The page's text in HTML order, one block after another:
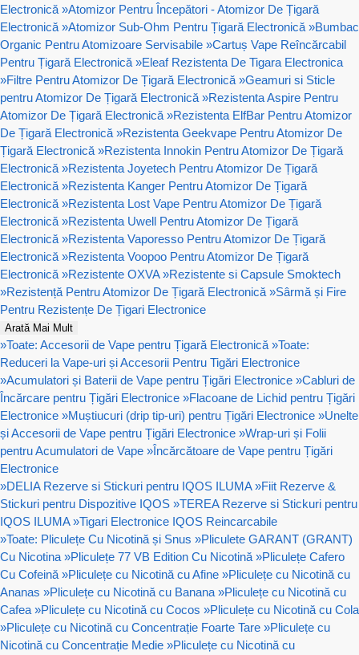
Electronică »Atomizor Pentru Începători - Atomizor De Țigară
Electronică »Atomizor Sub-Ohm Pentru Țigară Electronică »Bumbac
Organic Pentru Atomizoare Servisabile »Cartuș Vape Reîncărcabil
Pentru Țigară Electronică »Eleaf Rezistenta De Tigara Electronica
»Filtre Pentru Atomizor De Țigară Electronică »Geamuri si Sticle
pentru Atomizor De Țigară Electronică »Rezistenta Aspire Pentru
Atomizor De Țigară Electronică »Rezistenta ElfBar Pentru Atomizor
De Țigară Electronică »Rezistenta Geekvape Pentru Atomizor De
Țigară Electronică »Rezistenta Innokin Pentru Atomizor De Țigară
Electronică »Rezistenta Joyetech Pentru Atomizor De Țigară
Electronică »Rezistenta Kanger Pentru Atomizor De Țigară
Electronică »Rezistenta Lost Vape Pentru Atomizor De Țigară
Electronică »Rezistenta Uwell Pentru Atomizor De Țigară
Electronică »Rezistenta Vaporesso Pentru Atomizor De Țigară
Electronică »Rezistenta Voopoo Pentru Atomizor De Țigară
Electronică »Rezistente OXVA »Rezistente si Capsule Smoktech
»Rezistență Pentru Atomizor De Țigară Electronică »Sârmă și Fire
Pentru Rezistențe De Țigari Electronice
Arată Mai Mult
»Toate: Accesorii de Vape pentru Țigară Electronică »Toate:
Reduceri la Vape-uri și Accesorii Pentru Tigări Electronice
»Acumulatori și Baterii de Vape pentru Țigări Electronice »Cabluri de
Încărcare pentru Țigări Electronice »Flacoane de Lichid pentru Țigări
Electronice »Muștiucuri (drip tip-uri) pentru Țigări Electronice »Unelte
și Accesorii de Vape pentru Țigări Electronice »Wrap-uri și Folii
pentru Acumulatori de Vape »Încărcătoare de Vape pentru Țigări
Electronice
»DELIA Rezerve si Stickuri pentru IQOS ILUMA »Fiit Rezerve &
Stickuri pentru Dispozitive IQOS »TEREA Rezerve si Stickuri pentru
IQOS ILUMA »Tigari Electronice IQOS Reincarcabile
»Toate: Pliculețe Cu Nicotină și Snus »Pliculete GARANT (GRANT)
Cu Nicotina »Pliculețe 77 VB Edition Cu Nicotină »Pliculețe Cafero
Cu Cofeină »Pliculețe cu Nicotină cu Afine »Pliculețe cu Nicotină cu
Ananas »Pliculețe cu Nicotină cu Banana »Pliculețe cu Nicotină cu
Cafea »Pliculețe cu Nicotină cu Cocos »Pliculețe cu Nicotină cu Cola
»Pliculețe cu Nicotină cu Concentrație Foarte Tare »Pliculețe cu
Nicotină cu Concentrație Medie »Pliculețe cu Nicotină cu